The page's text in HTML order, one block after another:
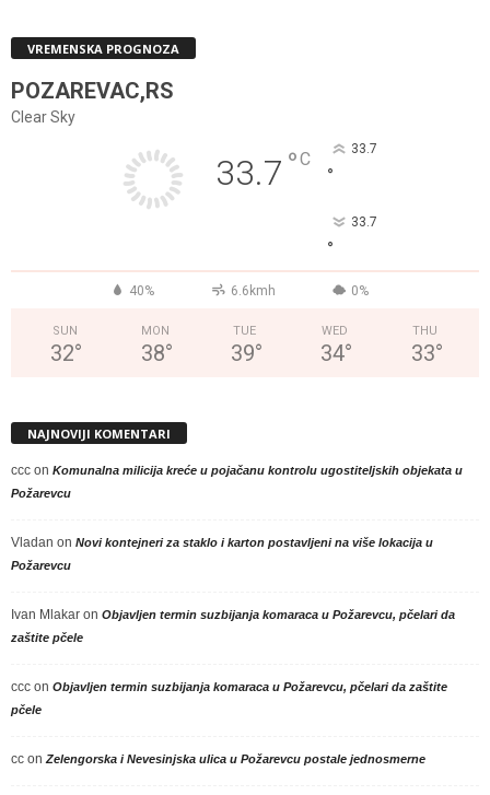
VREMENSKA PROGNOZA
POZAREVAC,RS
Clear Sky
33.7 °C 33.7
°
33.7
°
40% 6.6kmh 0%
SUN
32°
MON
38°
TUE
39°
WED
34°
THU
33°
NAJNOVIJI KOMENTARI
ccc on Komunalna milicija kreće u pojačanu kontrolu ugostiteljskih objekata u
Požarevcu
Vladan on Novi kontejneri za staklo i karton postavljeni na više lokacija u
Požarevcu
Ivan Mlakar on Objavljen termin suzbijanja komaraca u Požarevcu, pčelari da
zaštite pčele
ccc on Objavljen termin suzbijanja komaraca u Požarevcu, pčelari da zaštite
pčele
cc onZelengorska i Nevesinjska ulica u Požarevcu postale jednosmerne